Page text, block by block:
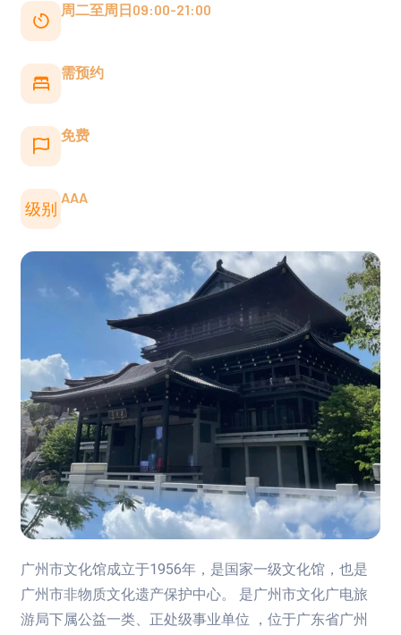
周二至周日09:00-21:00
需预约
免费
级别
AAA
广州市文化馆成立于1956年，是国家一级文化馆，也是
广州市非物质文化遗产保护中心。 是广州市文化广电旅
游局下属公益一类、正处级事业单位 ，位于广东省广州